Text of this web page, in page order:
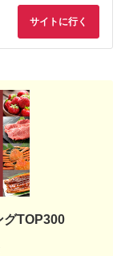
サイトに行く
グTOP300